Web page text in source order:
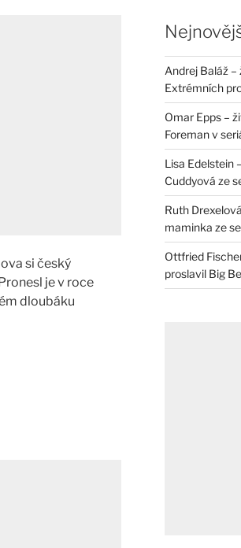
si český
je v roce
dloubáku
Andrej Baláž
Extrémních
Omar Epps –
Foreman v
Lisa Edelstein
Cuddyová ze
Ruth
maminka ze
Ottfried
proslavil Big